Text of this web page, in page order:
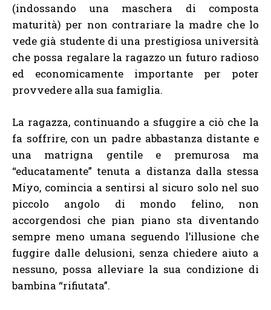
(indossando una maschera di composta
maturità) per non contrariare la madre che lo
vede già studente di una prestigiosa università
che possa regalare la ragazzo un futuro radioso
ed economicamente importante per poter
provvedere alla sua famiglia.
La ragazza, continuando a sfuggire a ciò che la
fa soffrire, con un padre abbastanza distante e
una matrigna gentile e premurosa ma
“educatamente” tenuta a distanza dalla stessa
Miyo, comincia a sentirsi al sicuro solo nel suo
piccolo angolo di mondo felino, non
accorgendosi che pian piano sta diventando
sempre meno umana seguendo l’illusione che
fuggire dalle delusioni, senza chiedere aiuto a
nessuno, possa alleviare la sua condizione di
bambina “rifiutata”.